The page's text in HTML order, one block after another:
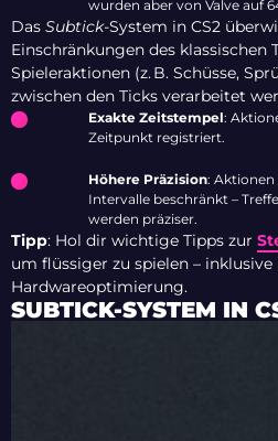
wurden aber von Valve auf
Das Subtick-System in CS2
Einschränkungen des klassischen
Spieleraktionen (z. B. Schüsse,
zwischen den Ticks verarbeitet
Exakte Zeitstempel:
Zeitpunkt registriert.
Höhere Präzision:
Intervalle beschränkt –
werden präziser.
Tipp: Hol dir wichtige Tipps zur
um flüssiger zu spielen –
Hardwareoptimierung.
SUBTICK-SYSTEM IN